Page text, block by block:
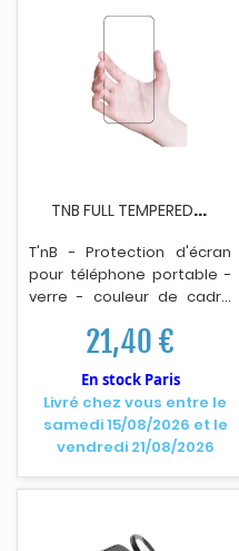
T
NB FULL TEMPERED GLASS PROTECTION
T'nB - Protection d'écran
pour téléphone portable -
verre - couleur de cadre
Livré chez vous entre le
samedi 15/08/2026 et le
vendredi 21/08/2026
21,40 €
En stock Paris